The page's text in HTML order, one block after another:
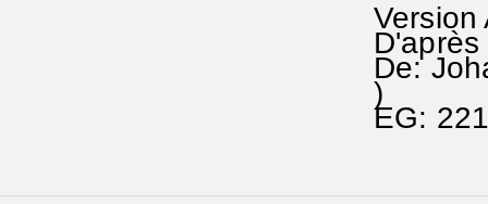
Version
De:
)
EG: